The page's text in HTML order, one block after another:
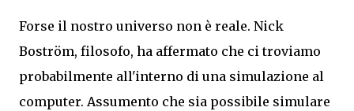
Forse il nostro universo non è reale. Nick
Boström, filosofo, ha affermato che ci troviamo
probabilmente all'interno di una simulazione al
computer. Assumento che sia possibile simulare